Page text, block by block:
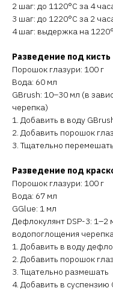
2 шаг: до 1120°C за 4
3 шаг: до 1220°C за 2
4 шаг: выдержка на
Разведение под кисть
Порошок глазури: 100 г
Вода: 60 мл
GBrush: 10–30 мл (в
черепка)
1. Добавить в воду
2. Добавить порошок
3. Тщательно
Разведение под
Порошок глазури: 100 г
Вода: 67 мл
GGlue: 1 мл
Дефлокулянт DSP-3: 1–2
водопоглощения
1. Добавить в воду
2. Добавить порошок
3. Тщательно размешать
4. Добавить в суспензию